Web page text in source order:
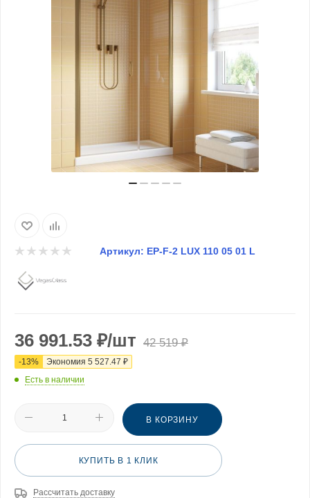
Артикул: EP-F-2 LUX 110 05 01 L
36 991.53 ₽/шт 42 519₽
-13% Экономия 5 527.47 ₽
Есть в наличии
В КОРЗИНУ
КУПИТЬ В 1 КЛИК
Рассчитать доставку